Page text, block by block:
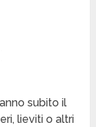
subito il
lieviti o altri